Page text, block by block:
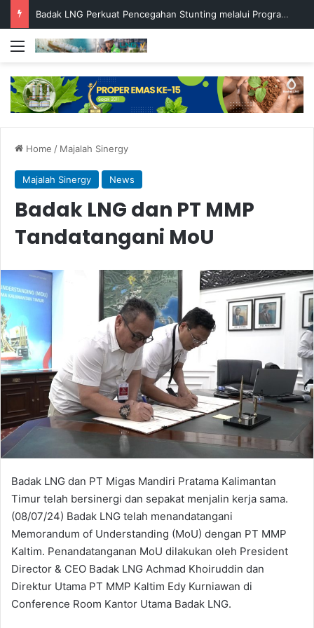
Badak LNG Perkuat Pencegahan Stunting melalui Program Akar Ranting
Menu
Home / Majalah Sinergy
Majalah Sinergy News
Badak LNG dan PT MMP
Tandatangani MoU
Badak LNG dan PT Migas Mandiri Pratama Kalimantan
Timur telah bersinergi dan sepakat menjalin kerja sama.
(08/07/24) Badak LNG telah menandatangani
Memorandum of Understanding (MoU) dengan PT MMP
Kaltim. Penandatanganan MoU dilakukan oleh President
Director & CEO Badak LNG Achmad Khoiruddin dan
Direktur Utama PT MMP Kaltim Edy Kurniawan di
Conference Room Kantor Utama Badak LNG.